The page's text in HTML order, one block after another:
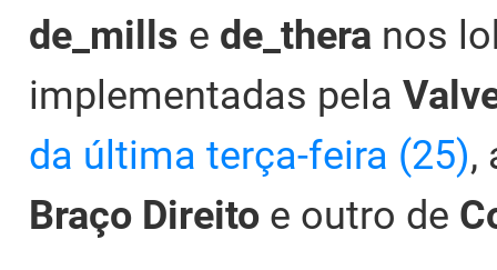
de_mills e de_thera nos
implementadas pela
da última terça-feira (25),
Braço Direito e outro de